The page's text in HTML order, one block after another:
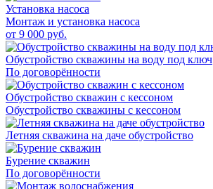
Установка насоса
Монтаж и установка насоса
от 9 000 руб.
Обустройство скважины на воду под ключ
По договорённости
Обустройство скважин с кессоном
Обустройство скважины с кессоном
Летняя скважина на даче обустройство
Бурение скважин
По договорённости